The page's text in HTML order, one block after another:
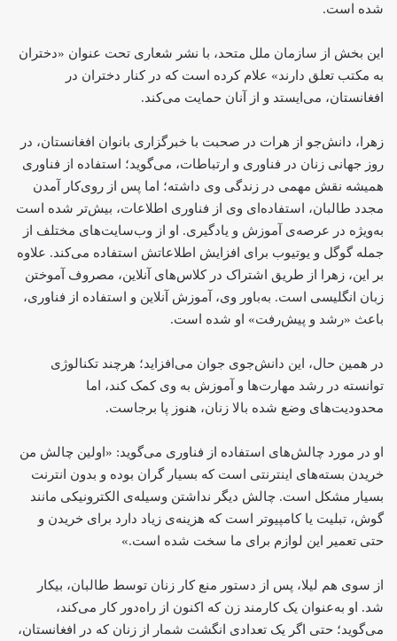
شده است.
این بخش از سازمان ملل متحد، با نشر شعاری تحت عنوان «دختران
به مکتب تعلق دارند» علام کرده است که در کنار دختران در
افغانستان، می‌ایستد و از آنان حمایت می‌کند.
زهرا، دانش‌جو از هرات در صحبت با خبرگزاری بانوان افغانستان، در
روز جهانی زنان در فناوری و ارتباطات، می‌گوید؛ استفاده از فناوری
همیشه نقش مهمی در زندگی وی داشته؛ اما پس از روی‌کار آمدن
مجدد طالبان، استفاده‌ای وی از فناوری اطلاعات، بیش‌تر شده است
به‌ویژه در عرصه‌ی آموزش و یادگیری. او از وب‌سایت‌های مختلف از
جمله گوگل و یوتیوب برای افزایش اطلاعاتش استفاده می‌کند. علاوه
بر این، زهرا از طریق اشتراک در کلاس‌های آنلاین، مصروف آموختن
زبان انگلیسی است. به‌باور وی، آموزش آنلاین و استفاده از فناوری،
باعث «رشد و پیش‌رفت» او شده است.
در همین حال، این دانش‌جوی جوان می‌افزاید؛ هرچند تکنالوژی
توانسته در رشد مهارت‌ها و آموزش به وی کمک کند، اما
محدودیت‌های وضع شده بالا زنان، هنوز پا برجاست.
او در مورد چالش‌های استفاده از فناوری می‌گوید: «اولین چالش من
خریدن بسته‌های اینترنتی است که بسیار گران بوده و بدون انترنت
بسیار مشکل است. چالش دیگر نداشتن وسیله‌ی الکترونیکی مانند
گوش، تبلیت یا کامپیوتر است که هزینه‌ی زیاد دارد برای خریدن و
حتی تعمیر این لوازم برای ما سخت شده است.»
از سوی هم لیلا، پس از دستور منع کار زنان توسط طالبان، بیکار
شد. او به‌عنوان یک کارمند زن که اکنون از راه‌دور کار می‌کند،
می‌گوید؛ حتی اگر یک تعدادی انگشت شمار از زنان که در افغانستان،